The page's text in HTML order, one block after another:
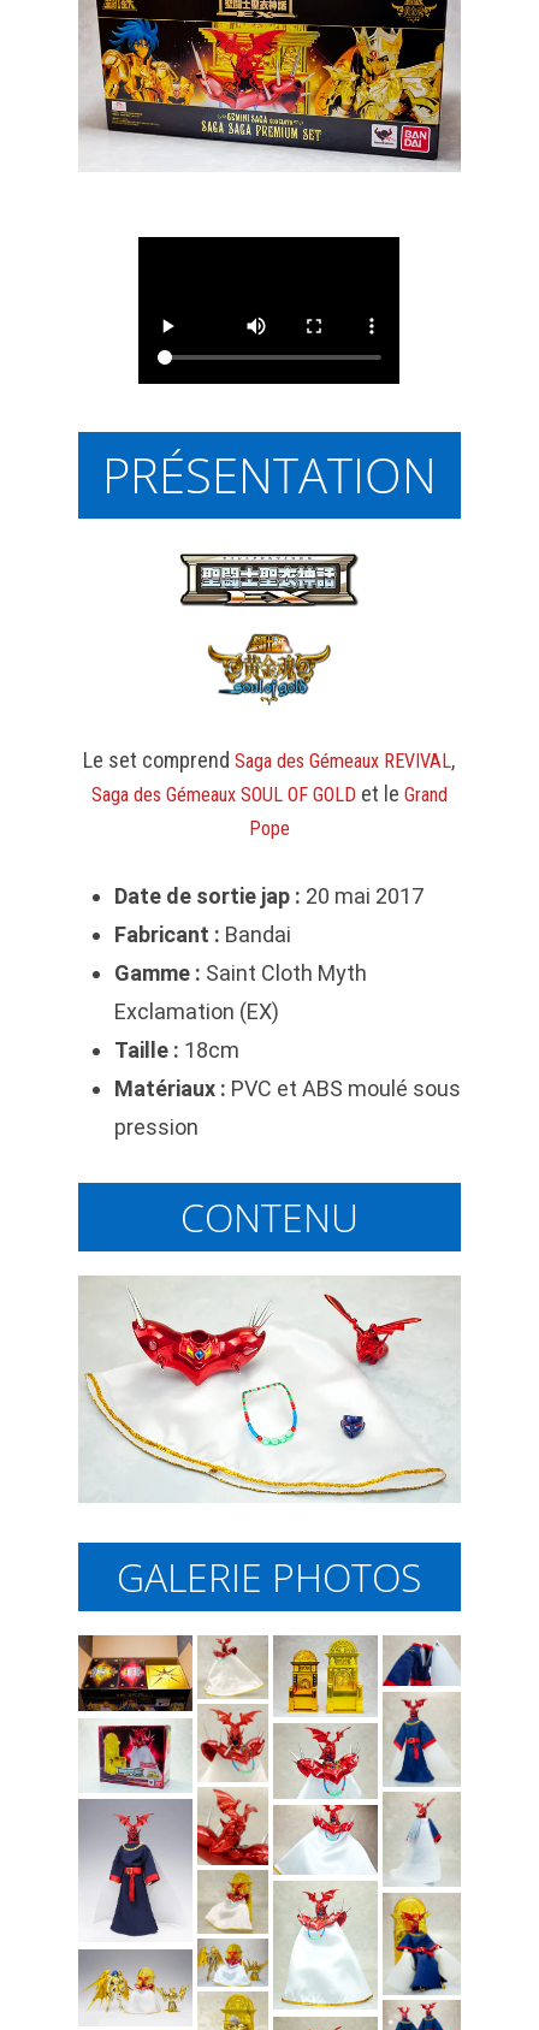
PRÉSENTATION
Le set comprendSaga des Gémeaux REVIVAL,
Saga des Gémeaux SOUL OF GOLDet le Grand
Pope
Date de sortie jap : 20 mai 2017
Fabricant : Bandai
Gamme : Saint Cloth Myth
Exclamation (EX)
Taille : 18cm
Matériaux : PVC et ABS moulé sous
pression
CONTENU
GALERIE PHOTOS